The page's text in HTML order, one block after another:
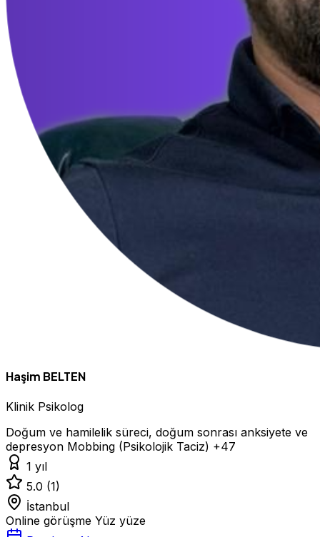
Haşim BELTEN
Klinik Psikolog
Doğum ve hamilelik süreci, doğum sonrası anksiyete ve
depresyon Mobbing (Psikolojik Taciz) +47
1 yıl
5.0 (1)
İstanbul
Online görüşme Yüz yüze